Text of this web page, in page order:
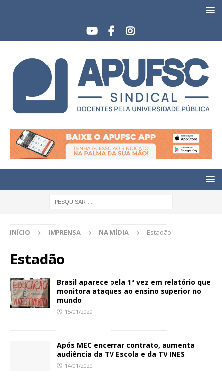
INÍCIO IMPRENSA NA MÍDIA Estadão
Estadão
Brasil aparece pela 1ª vez em relatório que
monitora ataques ao ensino superior no
mundo
15/01/2020
Após MEC encerrar contrato, aumenta
audiência da TV Escola e da TV INES
14/01/2020